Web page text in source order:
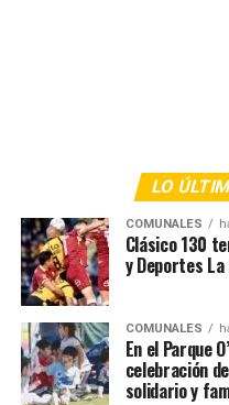
LO
COMUNALES
Clásico 130
y Deportes
COMUNALES
En el Parque
celebración
solidario y